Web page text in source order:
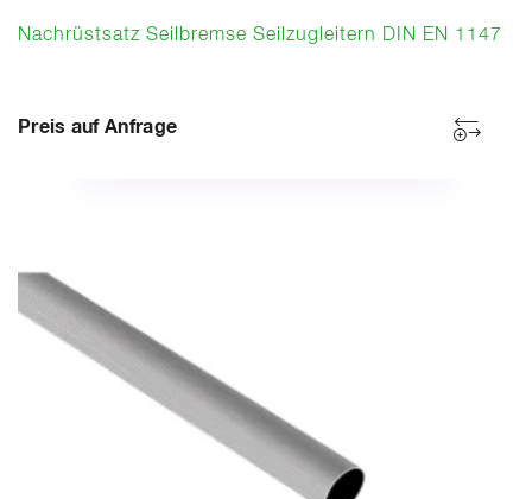
Nachrüstsatz Seilbremse Seilzugleitern DIN EN 1147
Preis auf Anfrage